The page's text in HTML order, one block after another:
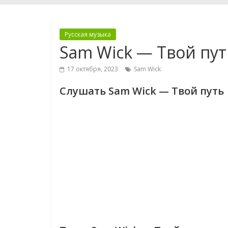
Русская музыка
Sam Wick — Твой
17 октября, 2023 Sam Wick
Слушать Sam Wick — Твой путь